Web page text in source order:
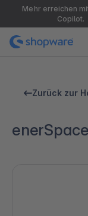
Mehr erreichen
Copilot.
Zurück zur